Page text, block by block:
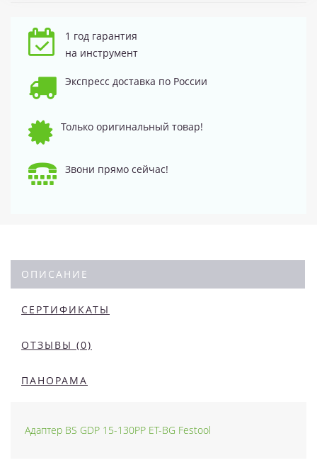
1 год гарантия
на инструмент
Экспресс доставка по России
Только оригинальный товар!
Звони прямо сейчас!
ОПИСАНИЕ
СЕРТИФИКАТЫ
ОТЗЫВЫ (0)
ПАНОРАМА
Адаптер BS GDP 15-130PP ET-BG Festool